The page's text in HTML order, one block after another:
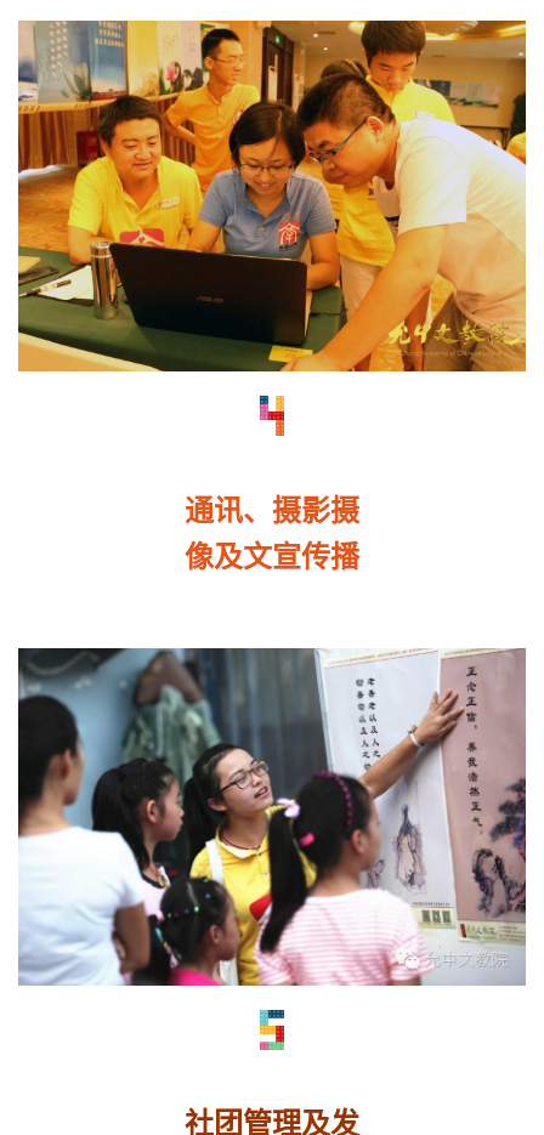
通讯、摄影摄
像及文宣传播
社团管理及发